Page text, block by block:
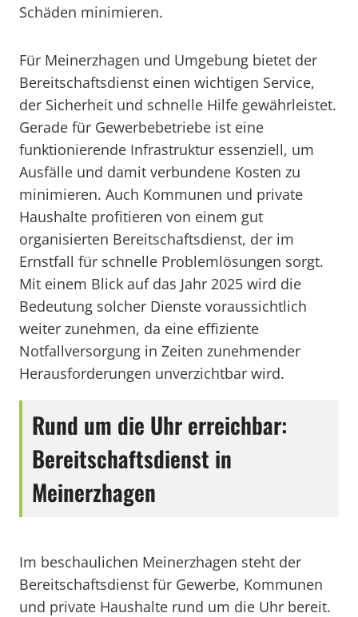
Schäden minimieren.
Für Meinerzhagen und Umgebung bietet der
Bereitschaftsdienst einen wichtigen Service,
der Sicherheit und schnelle Hilfe gewährleistet.
Gerade für Gewerbebetriebe ist eine
funktionierende Infrastruktur essenziell, um
Ausfälle und damit verbundene Kosten zu
minimieren. Auch Kommunen und private
Haushalte profitieren von einem gut
organisierten Bereitschaftsdienst, der im
Ernstfall für schnelle Problemlösungen sorgt.
Mit einem Blick auf das Jahr 2025 wird die
Bedeutung solcher Dienste voraussichtlich
weiter zunehmen, da eine effiziente
Notfallversorgung in Zeiten zunehmender
Herausforderungen unverzichtbar wird.
Rund um die Uhr erreichbar:
Bereitschaftsdienst in
Meinerzhagen
Im beschaulichen Meinerzhagen steht der
Bereitschaftsdienst für Gewerbe, Kommunen
und private Haushalte rund um die Uhr bereit.